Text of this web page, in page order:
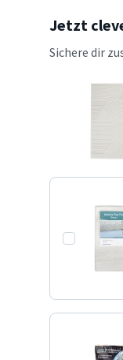
Jetzt
Sichere dir